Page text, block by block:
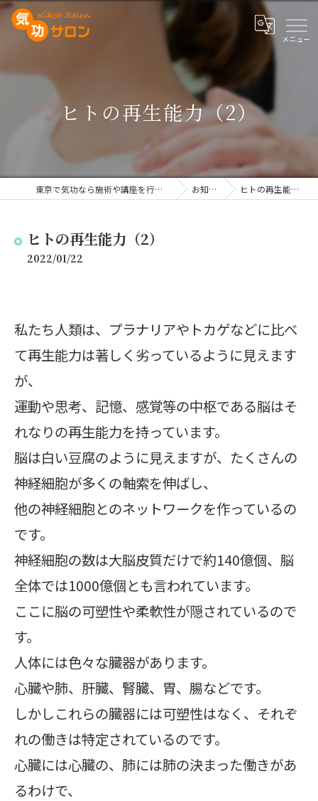
ヒトの再生能力（2）
東京で気功なら施術や講座を行う気功サロン お知らせ ヒトの再生能力（2）
ヒトの再生能力（2）
2022/01/22
私たち人類は、プラナリアやトカゲなどに比べ
て再生能力は著しく劣っているように見えます
が、
運動や思考、記憶、感覚等の中枢である脳はそ
れなりの再生能力を持っています。
脳は白い豆腐のように見えますが、たくさんの
神経細胞が多くの軸索を伸ばし、
他の神経細胞とのネットワークを作っているの
です。
神経細胞の数は大脳皮質だけで約140億個、脳
全体では1000億個とも言われています。
ここに脳の可塑性や柔軟性が隠されているので
す。
人体には色々な臓器があります。
心臓や肺、肝臓、腎臓、胃、腸などです。
しかしこれらの臓器には可塑性はなく、それぞ
れの働きは特定されているのです。
心臓には心臓の、肺には肺の決まった働きがあ
るわけで、